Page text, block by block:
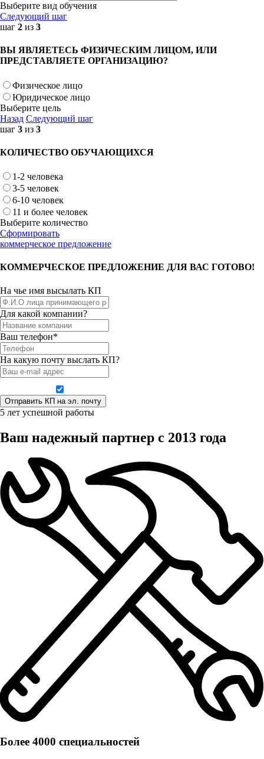
Выберите вид обучения
Следующий шаг
шаг 2 из 3
ВЫ ЯВЛЯЕТЕСЬ ФИЗИЧЕСКИМ ЛИЦОМ, ИЛИ
ПРЕДСТАВЛЯЕТЕ ОРГАНИЗАЦИЮ?
Физическое лицо
Юридическое лицо
Выберите цель
Назад Следующий шаг
шаг 3 из 3
КОЛИЧЕСТВО ОБУЧАЮЩИХСЯ
1-2 человека
3-5 человек
6-10 человек
11 и более человек
Выберите количество
Сформировать
коммерческое предложение
КОММЕРЧЕСКОЕ ПРЕДЛОЖЕНИЕ ДЛЯ ВАС ГОТОВО!
На чье имя высылать КП
Для какой компании?
Ваш телефон*
На какую почту выслать КП?
5 лет успешной работы
Ваш надежный партнер с 2013 года
Более 4000 специальностей